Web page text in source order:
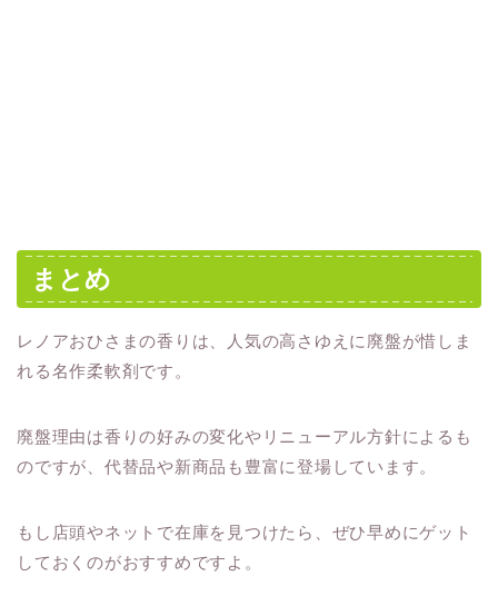
まとめ
レノアおひさまの香りは、人気の高さゆえに廃盤が惜しま
れる名作柔軟剤です。
廃盤理由は香りの好みの変化やリニューアル方針によるも
のですが、代替品や新商品も豊富に登場しています。
もし店頭やネットで在庫を見つけたら、ぜひ早めにゲット
しておくのがおすすめですよ。